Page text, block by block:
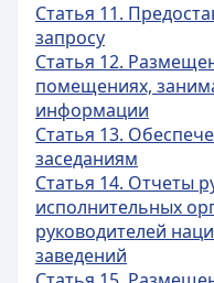
Статья 11.
запросу
Статья 12.
помещениях,
информации
Статья 13.
заседаниям
Статья 14. Отчеты
исполнительных
руководителей
заведений